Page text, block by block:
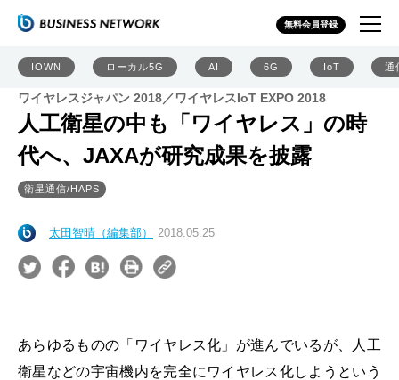
無料会員登録
IOWN ローカル5G AI 6G IoT 通
ワイヤレスジャパン 2018／ワイヤレスIoT EXPO 2018
人工衛星の中も「ワイヤレス」の時
代へ、JAXAが研究成果を披露
衛星通信/HAPS
太田智晴（編集部） 2018.05.25
あらゆるものの「ワイヤレス化」が進んでいるが、人工
衛星などの宇宙機内を完全にワイヤレス化しようという